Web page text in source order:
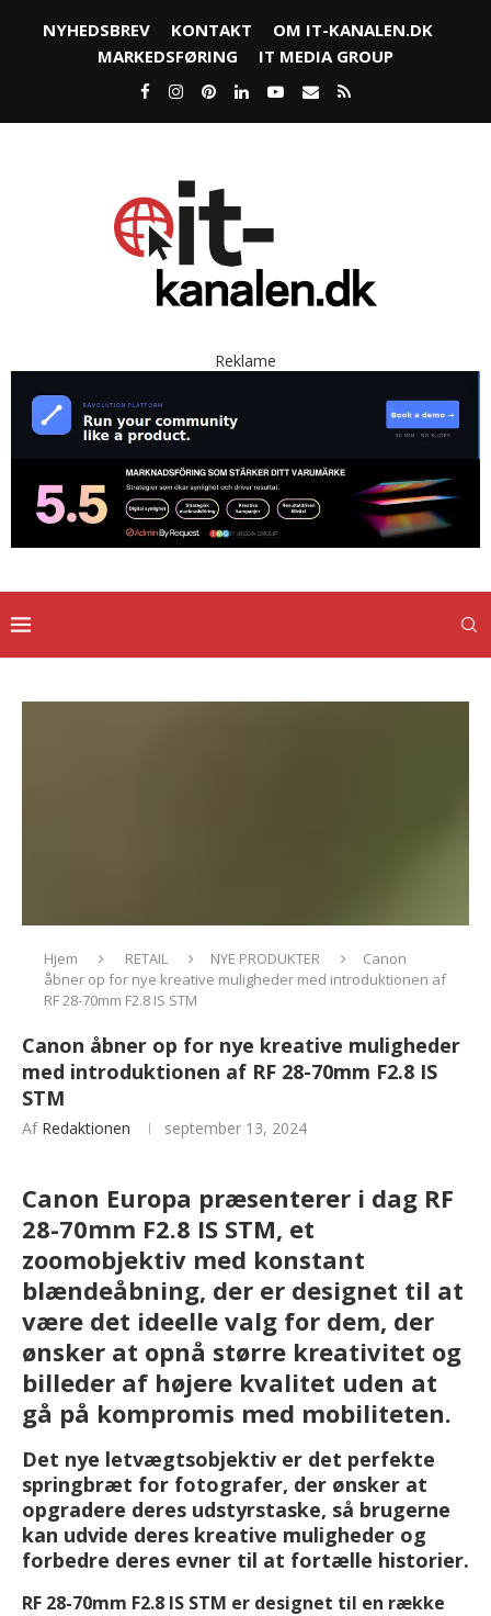
NYHEDSBREV KONTAKT
OM IT-KANALEN.DK
MARKEDSFØRING
IT MEDIA GROUP
Reklame
Hjem RETAIL NYE PRODUKTER
Canon
åbner op for nye kreative muligheder med introduktionen af
RF 28-70mm F2.8 IS STM
Canon åbner op for nye kreative muligheder
med introduktionen af RF 28-70mm F2.8 IS
STM
Af Redaktionen september 13, 2024
Canon Europa præsenterer i dag RF
28-70mm F2.8 IS STM, et
zoomobjektiv med konstant
blændeåbning, der er designet til at
være det ideelle valg for dem, der
ønsker at opnå større kreativitet og
billeder af højere kvalitet uden at
gå på kompromis med mobiliteten.
Det nye letvægtsobjektiv er det perfekte
springbræt for fotografer, der ønsker at
opgradere deres udstyrstaske, så brugerne
kan udvide deres kreative muligheder og
forbedre deres evner til at fortælle historier.
RF 28-70mm F2.8 IS STM er designet til en række